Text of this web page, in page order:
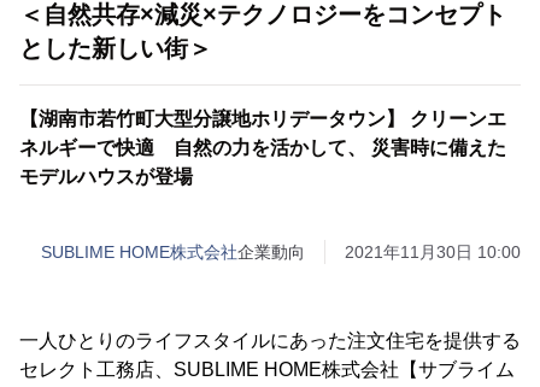
＜自然共存×減災×テクノロジーをコンセプト
とした新しい街＞
【湖南市若竹町大型分譲地ホリデータウン】 クリーンエ
ネルギーで快適 自然の力を活かして、 災害時に備えた
モデルハウスが登場
SUBLIME HOME株式会社企業動向 2021年11月30日 10:00
一人ひとりのライフスタイルにあった注文住宅を提供する
セレクト工務店、SUBLIME HOME株式会社【サブライム